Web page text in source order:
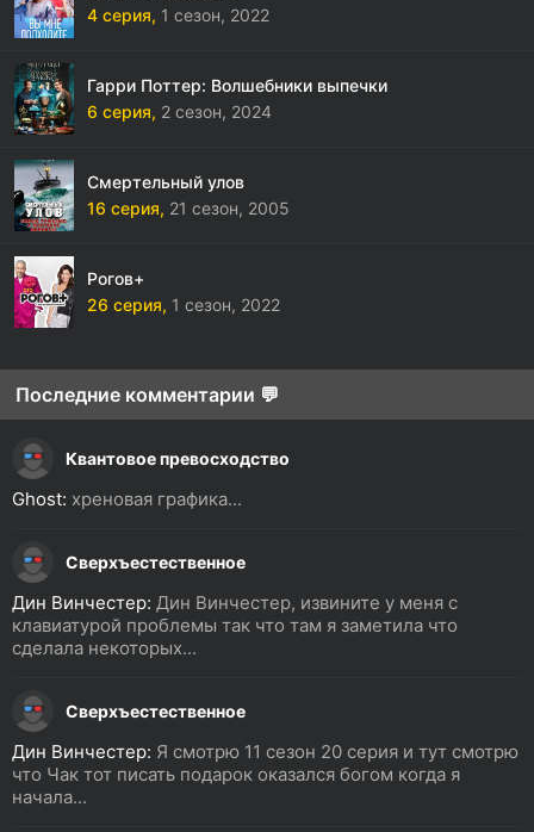
4 серия, 1 сезон, 2022
Гарри Поттер: Волшебники выпечки
6 серия, 2 сезон, 2024
Смертельный улов
16 серия, 21 сезон, 2005
Рогов+
26 серия, 1 сезон, 2022
Последние комментарии 💬
Квантовое превосходство
Ghost: хреновая графика...
Сверхъестественное
Дин Винчестер: Дин Винчестер, извините у меня с
клавиатурой проблемы так что там я заметила что
сделала некоторых...
Сверхъестественное
Дин Винчестер: Я смотрю 11 сезон 20 серия и тут смотрю
что Чак тот писать подарок оказался богом когда я
начала...